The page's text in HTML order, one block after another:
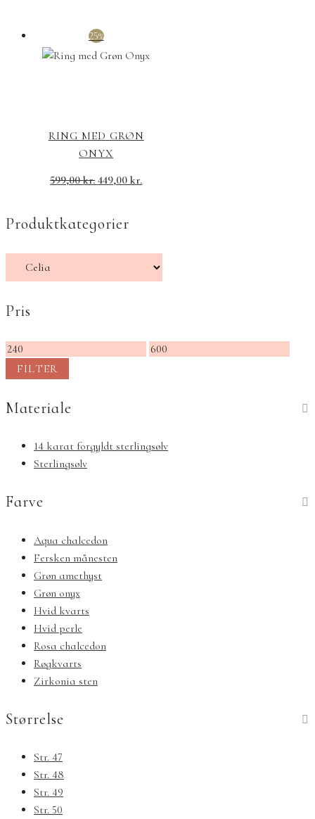
25%
RING MED GRØN
ONYX
599,00kr. 449,00kr.
Produktkategorier
Pris
Mindste
pris
Højeste
FILTER
Materiale
14 karat forgyldt sterlingsølv
Sterlingsølv
Farve
Aqua chalcedon
Fersken månesten
Grøn amethyst
Grøn onyx
Hvid kvarts
Hvid perle
Rosa chalcedon
Røgkvarts
Zirkonia sten
Størrelse
Str. 47
Str. 48
Str. 49
Str. 50